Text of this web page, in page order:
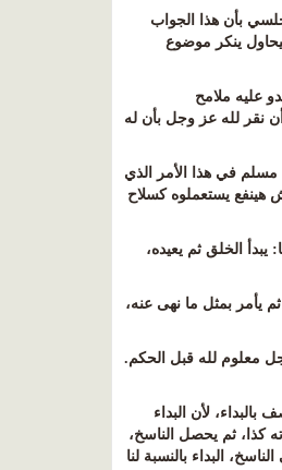
بأن هذا الجواب
ينكر موضوع
عليه ملامح
نقر لله عز وجل بأن له
مسلم في هذا الأمر الذي
هينفع يستعملوه كسلاح
:يبدأ الخلق ثم يعيده،
يأمر بمثل ما نهى عنه،
معلوم لله قبل الحكم.
لأن البداء
كذا، ثم يحصل الناسخ،
البداء بالنسبة لنا